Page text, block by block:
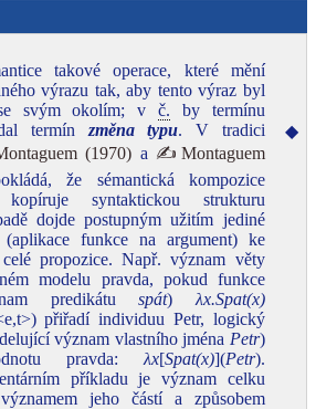
takové operace, které mění
výrazu tak, aby tento výraz byl
se svým okolím; vč. by termínu
termín změna typu. V tradici
(1970) a ✍Montaguem
že sémantická kompozice
syntaktickou strukturu
dojde postupným užitím jediné
(aplikace funkce na argument) ke
propozice. Např. význam věty
modelu pravda, pokud funkce
predikátuspát) λx.Spat(x)
přiřadí individuu Petr, logický
význam vlastního jména Petr)
pravda: λx[Spat(x)](Petr).
příkladu je význam celku
jeho částí a způsobem
◆